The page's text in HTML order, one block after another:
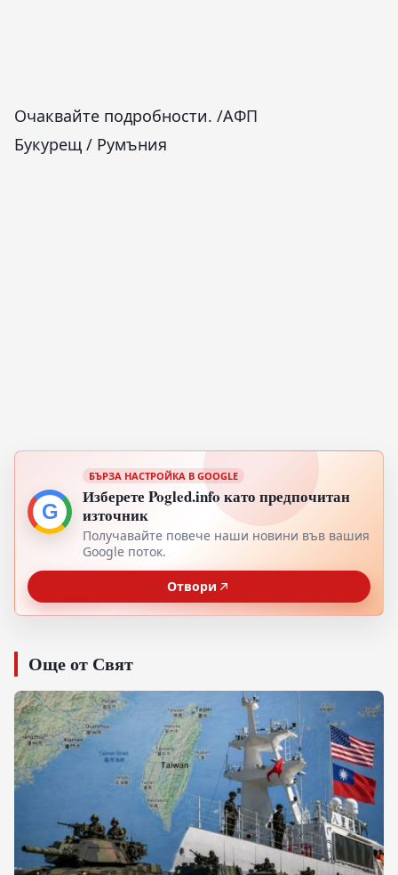
Очаквайте подробности. /АФП
Букурещ / Румъния
G
БЪРЗА НАСТРОЙКА В GOOGLE
Изберете Pogled.info като предпочитан
източник
Получавайте повече наши новини във вашия
Google поток.
Отвори
Още от Свят